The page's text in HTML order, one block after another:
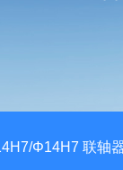
Φ14H7 联轴